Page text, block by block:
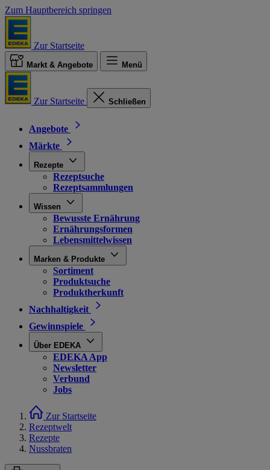
Zum Hauptbereich springen
Zur Startseite
Markt & Angebote Menü
Zur Startseite Schließen
Angebote
Märkte
Rezepte
Rezeptsuche
Rezeptsammlungen
Wissen
Bewusste Ernährung
Ernährungsformen
Lebensmittelwissen
Marken & Produkte
Sortiment
Produktsuche
Produktherkunft
Nachhaltigkeit
Gewinnspiele
Über EDEKA
EDEKA App
Newsletter
Verbund
Jobs
Zur Startseite
Rezeptwelt
Rezepte
Nussbraten